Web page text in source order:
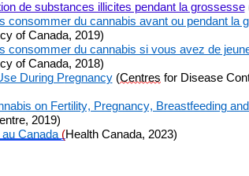
de substances illicites pendant la grossesse
consommer du cannabis avant ou pendant la
of Canada, 2019)
consommer du cannabis si vous avez de
of Canada, 2018)
During Pregnancy (Centres for Disease
on Fertility, Pregnancy, Breastfeeding
2019)
au Canada (Health Canada, 2023)